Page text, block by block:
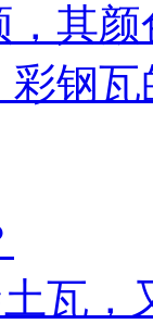
其
钢
瓦，